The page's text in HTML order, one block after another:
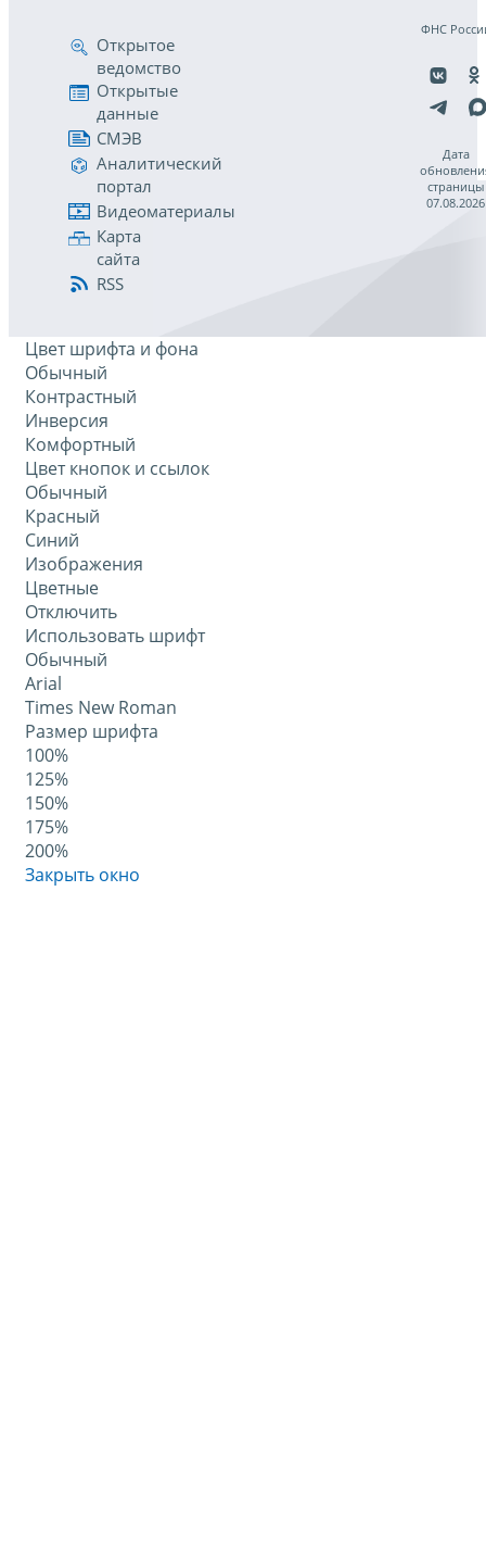
Открытое
ведомство
Открытые
данные
СМЭВ
Аналитический
портал
Видеоматериалы
Карта
сайта
RSS
ФНС
Дата
страницы
07.08.2026
Цвет шрифта и фона
Обычный
Контрастный
Инверсия
Комфортный
Цвет кнопок и ссылок
Обычный
Красный
Синий
Изображения
Цветные
Отключить
Использовать шрифт
Обычный
Arial
Times New Roman
Размер шрифта
100%
125%
150%
175%
200%
Закрыть окно